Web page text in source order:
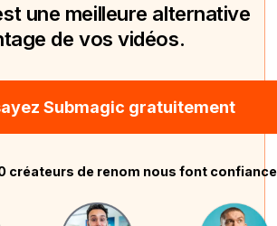
une meilleure alternative
de vos vidéos.
Submagic gratuitement
créateurs de renom nous font confiance